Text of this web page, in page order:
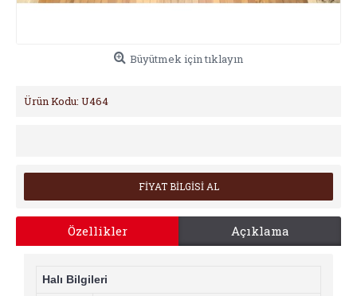
Büyütmek için tıklayın
Ürün Kodu: U464
FİYAT BİLGİSİ AL
Özellikler Açıklama
Halı Bilgileri